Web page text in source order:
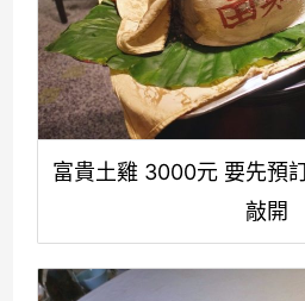
富貴土雞 3000元 要先預
敲開